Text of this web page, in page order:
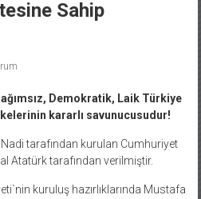
Sahip
Demokratik, Laik Türkiye
kararlı savunucusudur!
tarafından kurulan Cumhuriyet
Atatürk tarafından verilmiştir.
kuruluş hazırlıklarında Mustafa